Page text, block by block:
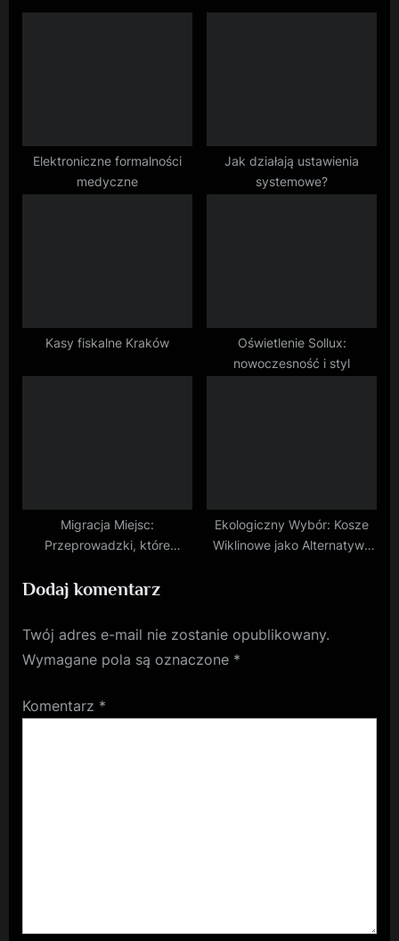
o
t
P
Elektroniczne formalności
medyczne
Jak działają ustawienia
systemowe?
Kasy fiskalne Kraków
Oświetlenie Sollux:
nowoczesność i styl
Migracja Miejsc:
Przeprowadzki, które
Ekologiczny Wybór: Kosze
Wiklinowe jako Alternatywa
Dodaj komentarz
Twój adres e-mail nie zostanie opublikowany.
Wymagane pola są oznaczone *
Komentarz *